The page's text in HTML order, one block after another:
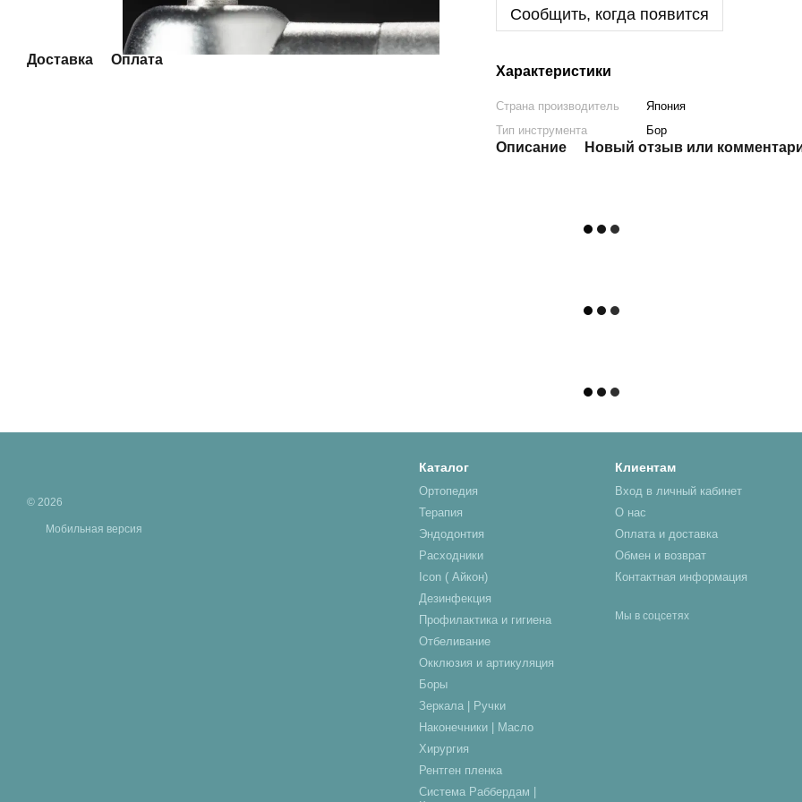
Доставка Оплата
Сообщить, когда появится
Характеристики
Страна производитель
Япония
Тип инструмента
Бор
Описание Новый отзыв или
© 2026
Мобильная версия
Каталог
Ортопедия
Терапия
Эндодонтия
Расходники
Icon ( Айкон)
Дезинфекция
Профилактика и гигиена
Отбеливание
Окклюзия и артикуляция
Боры
Зеркала | Ручки
Наконечники | Масло
Хирургия
Рентген пленка
Система Раббердам |
Клиентам
Вход в личный кабинет
О нас
Оплата и доставка
Обмен и возврат
Контактная информация
Мы в соцсетях